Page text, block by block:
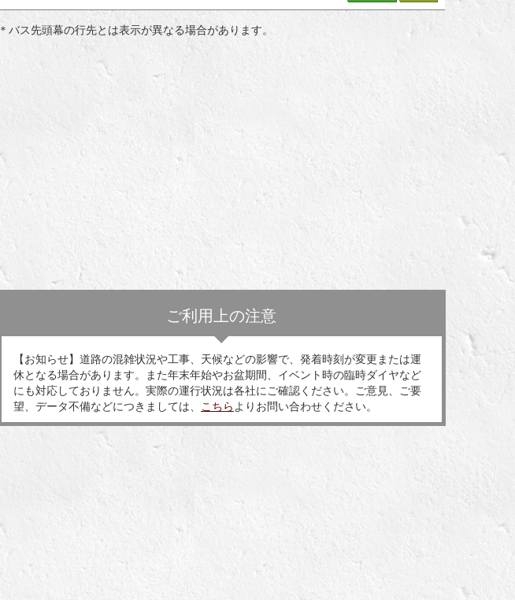
＊バス先頭幕の行先とは表示が異なる場合があります。
ご利用上の注意
【お知らせ】道路の混雑状況や工事、天候などの影響で、発着時刻が変更または運
休となる場合があります。また年末年始やお盆期間、イベント時の臨時ダイヤなど
にも対応しておりません。実際の運行状況は各社にご確認ください。ご意見、ご要
望、データ不備などにつきましては、
こちら よりお問い合わせください。